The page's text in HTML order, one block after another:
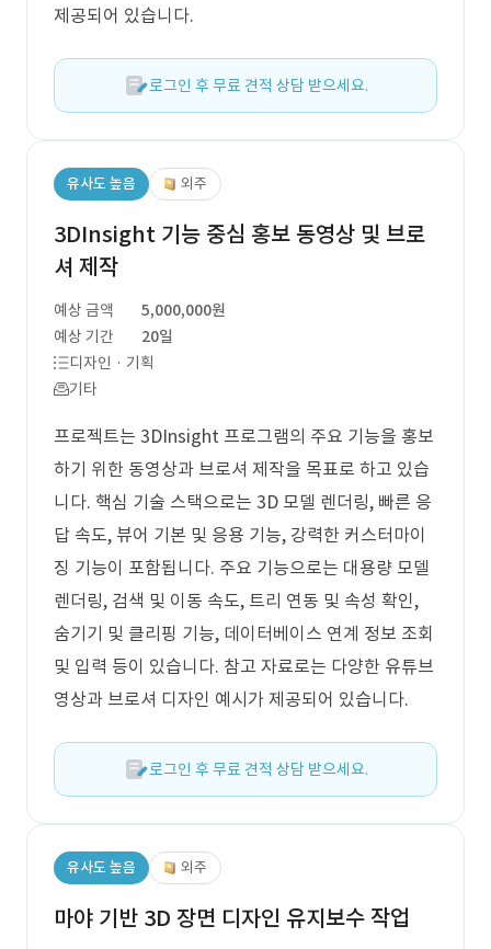
제공되어 있습니다.
로그인 후 무료 견적 상담 받으세요.
유사도 높음 외주
3DInsight 기능 중심 홍보 동영상 및 브로
셔 제작
예상 금액
5,000,000원
예상 기간
20일
디자인 · 기획
기타
프로젝트는 3DInsight 프로그램의 주요 기능을 홍보
하기 위한 동영상과 브로셔 제작을 목표로 하고 있습
니다. 핵심 기술 스택으로는 3D 모델 렌더링, 빠른 응
답 속도, 뷰어 기본 및 응용 기능, 강력한 커스터마이
징 기능이 포함됩니다. 주요 기능으로는 대용량 모델
렌더링, 검색 및 이동 속도, 트리 연동 및 속성 확인,
숨기기 및 클리핑 기능, 데이터베이스 연계 정보 조회
및 입력 등이 있습니다. 참고 자료로는 다양한 유튜브
영상과 브로셔 디자인 예시가 제공되어 있습니다.
로그인 후 무료 견적 상담 받으세요.
유사도 높음 외주
마야 기반 3D 장면 디자인 유지보수 작업